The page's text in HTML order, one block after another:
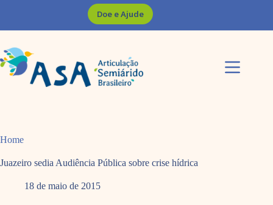
Doe e Ajude
Home
Juazeiro sedia Audiência Pública sobre crise hídrica
18 de maio de 2015